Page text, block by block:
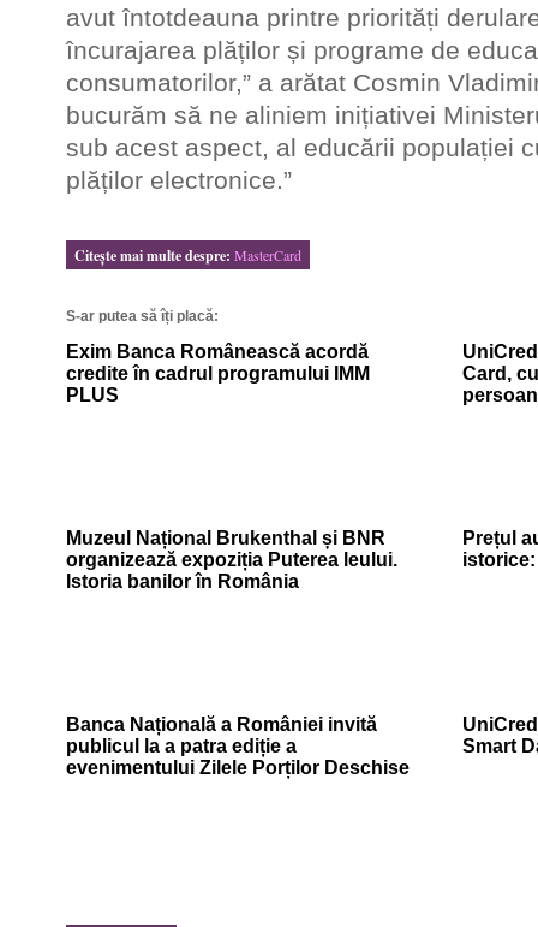
avut întotdeauna printre priorități
încurajarea plăților și programe de
consumatorilor,” a arătat Cosmin
bucurăm să ne aliniem inițiativei
sub acest aspect, al educării populației
plăților electronice.”
Citeşte mai multe despre: MasterCard
S-ar putea să îți placă:
Exim Banca Românească acordă
credite în cadrul programului IMM
PLUS
Card,
Muzeul Național Brukenthal și BNR
organizează expoziția Puterea leului.
Istoria banilor în România
Prețul
Banca Națională a României invită
publicul la a patra ediție a
evenimentului Zilele Porților Deschise
Smart